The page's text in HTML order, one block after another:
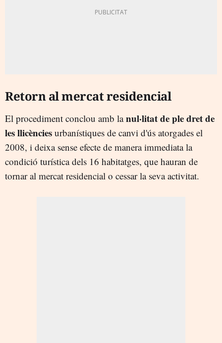
Retorn al mercat residencial
El procediment conclou amb lanul·litat de ple dret de
les llicències urbanístiques de canvi d'ús atorgades el
2008, i deixa sense efecte de manera immediata la
condició turística dels 16 habitatges, que hauran de
tornar al mercat residencial o cessar la seva activitat.